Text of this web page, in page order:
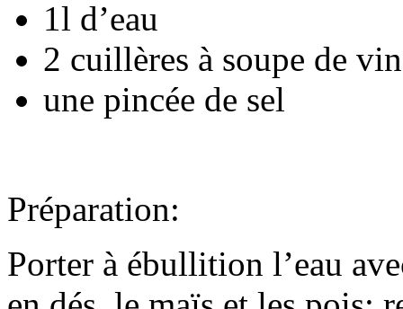
1l d’eau
2 cuillères à soupe de
une pincée de sel
Préparation:
Porter à ébullition l’eau